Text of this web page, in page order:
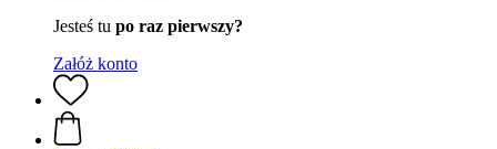
Jesteś tu po raz pierwszy?
Załóż konto